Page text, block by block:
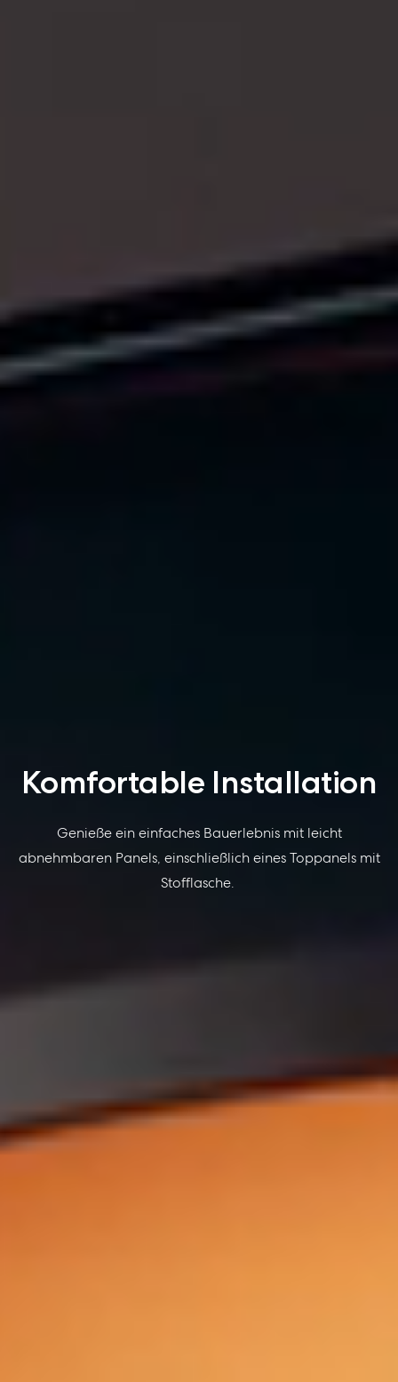
Komfortable Installation
Genieße eineinfachesBauerlebnis mit leicht
abnehmbaren Panels, einschließlich einesToppanels mit
Stofflasche.